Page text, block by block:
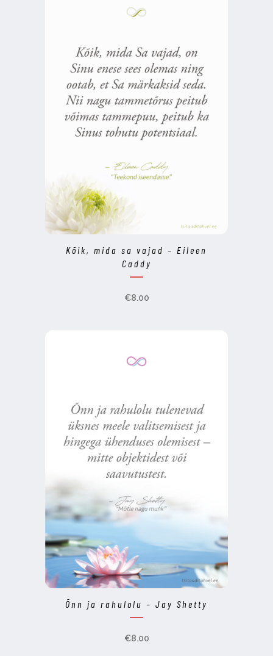
Kõik, mida sa vajad – Eileen
Caddy
€8.00
Õnn ja rahulolu – Jay Shetty
€8.00